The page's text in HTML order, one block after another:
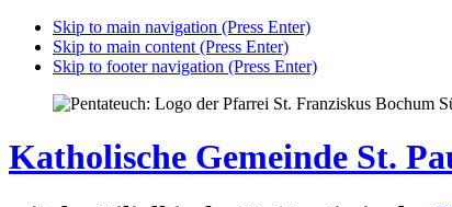
Skip to main navigation (Press Enter)
Skip to main content (Press Enter)
Skip to footer navigation (Press Enter)
Katholische Gemeinde St.